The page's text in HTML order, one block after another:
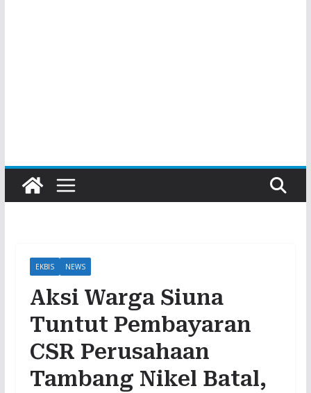
EKBIS NEWS
Aksi Warga Siuna
Tuntut Pembayaran
CSR Perusahaan
Tambang Nikel Batal,